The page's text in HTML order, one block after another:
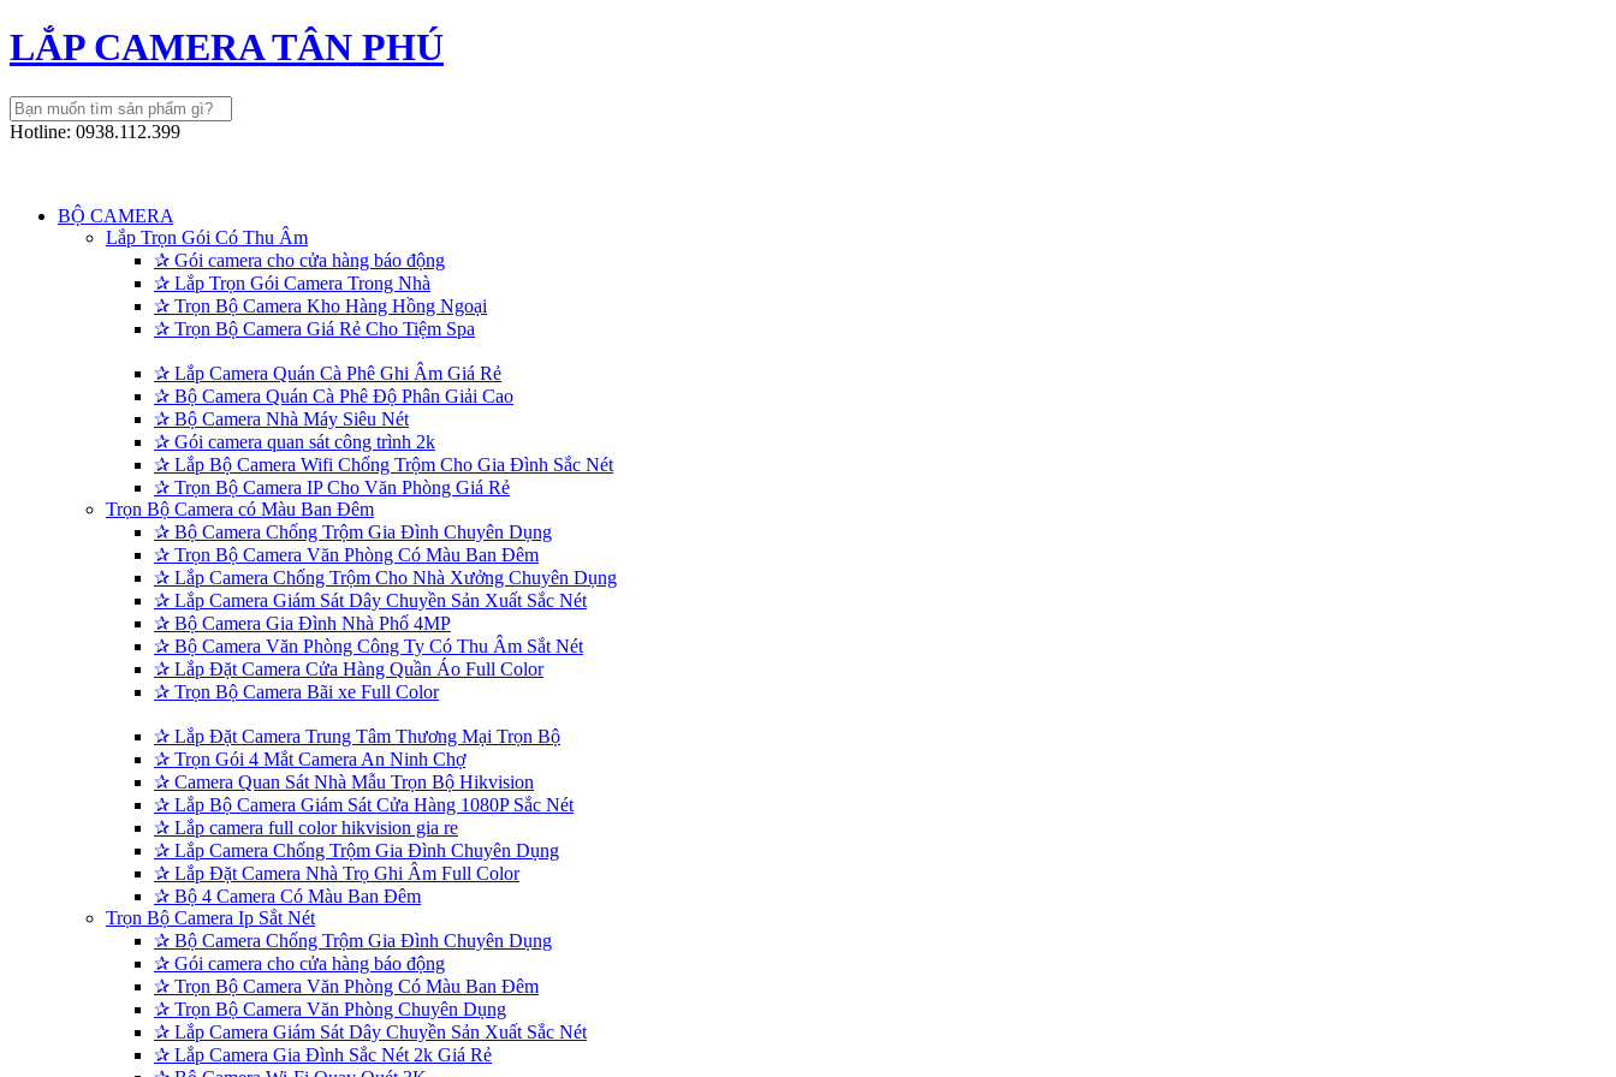
LẮP CAMERA TÂN PHÚ
Hotline: 0938.112.399
BỘ CAMERA
Lắp Trọn Gói Có Thu Âm
✰ Gói camera cho cửa hàng báo động
✰ Lắp Trọn Gói Camera Trong Nhà
✰ Trọn Bộ Camera Kho Hàng Hồng Ngoại
✰ Trọn Bộ Camera Giá Rẻ Cho Tiệm Spa
✰ Lắp Camera Quán Cà Phê Ghi Âm Giá Rẻ
✰ Bộ Camera Quán Cà Phê Độ Phân Giải Cao
✰ Bộ Camera Nhà Máy Siêu Nét
✰ Gói camera quan sát công trình 2k
✰ Lắp Bộ Camera Wifi Chống Trộm Cho Gia Đình Sắc Nét
✰ Trọn Bộ Camera IP Cho Văn Phòng Giá Rẻ
Trọn Bộ Camera có Màu Ban Đêm
✰ Bộ Camera Chống Trộm Gia Đình Chuyên Dụng
✰ Trọn Bộ Camera Văn Phòng Có Màu Ban Đêm
✰ Lắp Camera Chống Trộm Cho Nhà Xưởng Chuyên Dụng
✰ Lắp Camera Giám Sát Dây Chuyền Sản Xuất Sắc Nét
✰ Bộ Camera Gia Đình Nhà Phố 4MP
✰ Bộ Camera Văn Phòng Công Ty Có Thu Âm Sắt Nét
✰ Lắp Đặt Camera Cửa Hàng Quần Áo Full Color
✰ Trọn Bộ Camera Bãi xe Full Color
✰ Lắp Đặt Camera Trung Tâm Thương Mại Trọn Bộ
✰ Trọn Gói 4 Mắt Camera An Ninh Chợ
✰ Camera Quan Sát Nhà Mẫu Trọn Bộ Hikvision
✰ Lắp Bộ Camera Giám Sát Cửa Hàng 1080P Sắc Nét
✰ Lắp camera full color hikvision gia re
✰ Lắp Camera Chống Trộm Gia Đình Chuyên Dụng
✰ Lắp Đặt Camera Nhà Trọ Ghi Âm Full Color
✰ Bộ 4 Camera Có Màu Ban Đêm
Trọn Bộ Camera Ip Sắt Nét
✰ Bộ Camera Chống Trộm Gia Đình Chuyên Dụng
✰ Gói camera cho cửa hàng báo động
✰ Trọn Bộ Camera Văn Phòng Có Màu Ban Đêm
✰ Trọn Bộ Camera Văn Phòng Chuyên Dụng
✰ Lắp Camera Giám Sát Dây Chuyền Sản Xuất Sắc Nét
✰ Lắp Camera Gia Đình Sắc Nét 2k Giá Rẻ